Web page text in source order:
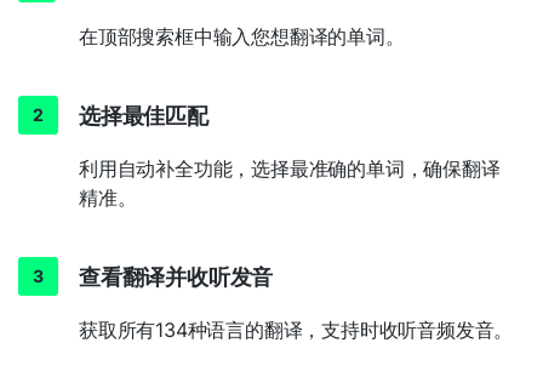
在顶部搜索框中输入您想翻译的单词。
选择最佳匹配
利用自动补全功能，选择最准确的单词，确保翻译
精准。
查看翻译并收听发音
获取所有134种语言的翻译，支持时收听音频发音。